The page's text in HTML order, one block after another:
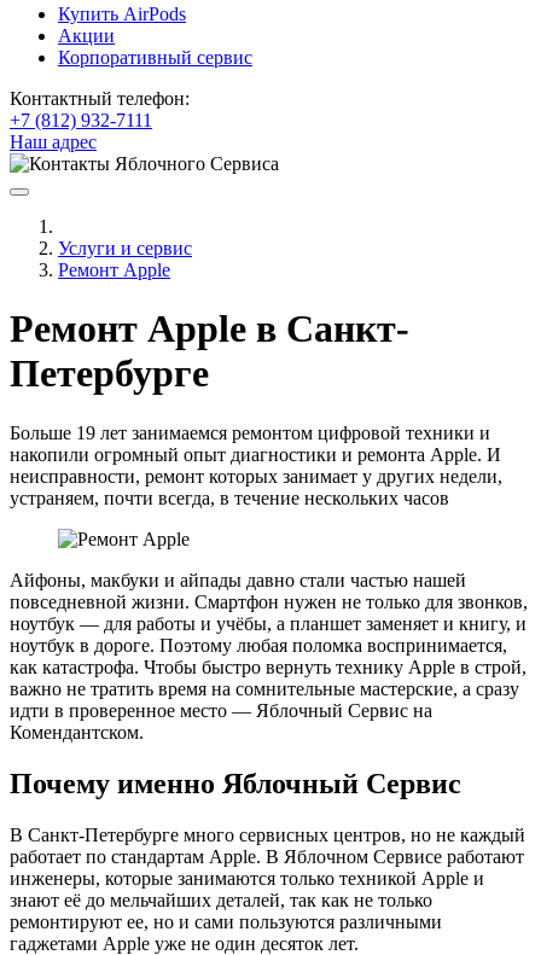
Купить AirPods
Акции
Корпоративный сервис
Контактный телефон:
+7 (812) 932-7111
Наш адрес
Услуги и сервис
Ремонт Apple
Ремонт Apple в Санкт-
Петербурге
Больше 19 лет занимаемся ремонтом цифровой техники и
накопили огромный опыт диагностики и ремонта Apple. И
неисправности, ремонт которых занимает у других недели,
устраняем, почти всегда, в течение нескольких часов
Айфоны, макбуки и айпады давно стали частью нашей
повседневной жизни. Смартфон нужен не только для звонков,
ноутбук — для работы и учёбы, а планшет заменяет и книгу, и
ноутбук в дороге. Поэтому любая поломка воспринимается,
как катастрофа. Чтобы быстро вернуть технику Apple в строй,
важно не тратить время на сомнительные мастерские, а сразу
идти в проверенное место — Яблочный Сервис на
Комендантском.
Почему именно Яблочный Сервис
В Санкт-Петербурге много сервисных центров, но не каждый
работает по стандартам Apple. В Яблочном Сервисе работают
инженеры, которые занимаются только техникой Apple и
знают её до мельчайших деталей, так как не только
ремонтируют ее, но и сами пользуются различными
гаджетами Apple уже не один десяток лет.